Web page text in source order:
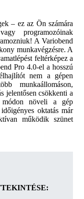
– ez az Ön számára
programozóinak
A Variobend
munkavégzésre. A
feltérképez a
Pro 4.0-el a hosszú
nem a gépen
munkaállomáson,
jelentősen csökkenti a
növeli a gép
oktatás már
működik szünet